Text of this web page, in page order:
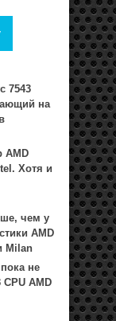
7543
на
AMD
Хотя и
чем у
AMD
Milan
не
AMD